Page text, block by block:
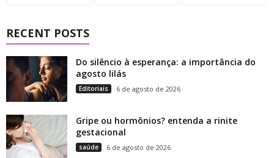
RECENT POSTS
Do silêncio à esperança: a importância do
agosto lilás
Editoriais 6 de agosto de 2026
Gripe ou hormônios? entenda a rinite
gestacional
saúde 6 de agosto de 2026